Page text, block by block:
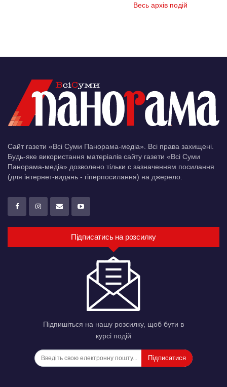
Весь архів подій
Сайт газети «Всі Суми Панорама-медіа». Всі права захищені.
Будь-яке використання матеріалів сайту газети «Всі Суми
Панорама-медіа» дозволено тільки c зазначенням посилання
(для інтернет-видань - гіперпосилання) на джерело.
Підписатись на розсилку
Підпишіться на нашу розсилку, щоб бути в
курсі подій
Підписатися